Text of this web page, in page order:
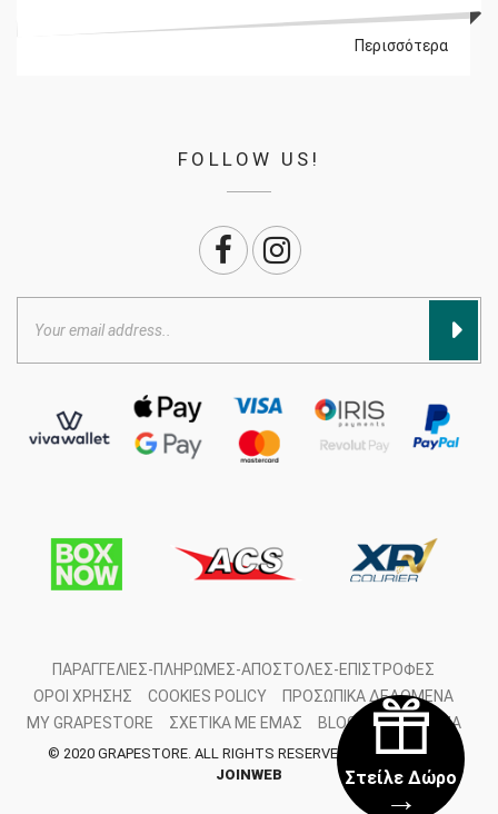
Στείλε Δώρο
→
Περισσότερα
FOLLOW US!
ΠΑΡΑΓΓΕΛΊΕΣ-ΠΛΗΡΩΜΈΣ-ΑΠΟΣΤΟΛΈΣ-ΕΠΙΣΤΡΟΦΈΣ
ΌΡΟΙ ΧΡΉΣΗΣ
COOKIES POLICY
ΠΡΟΣΩΠΙΚΆ ΔΕΔΟΜΈΝΑ
MY GRAPESTORE
ΣΧΕΤΙΚΆ ΜΕ ΕΜΆΣ BLOG ΕΠΙΚΟΙΝΩΝΊΑ
© 2020 GRAPESTORE. ALL RIGHTS RESERVED. DEVELOPED BY
JOINWEB